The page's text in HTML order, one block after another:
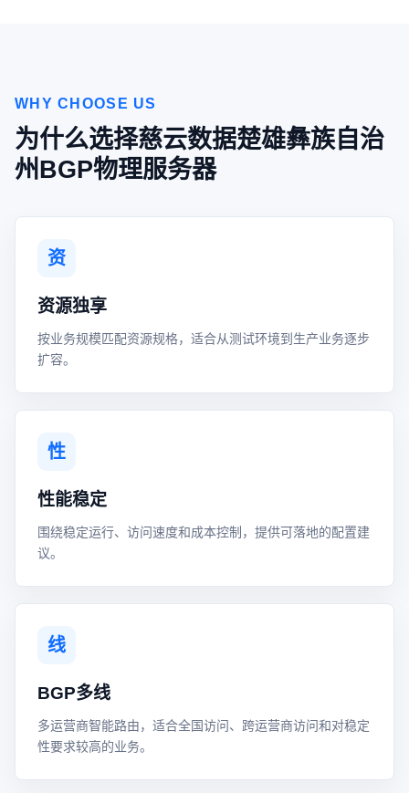
WHY CHOOSE US
为什么选择慈云数据楚雄彝族自治
州BGP物理服务器
资
资源独享
按业务规模匹配资源规格，适合从测试环境到生产业务逐步
扩容。
性
性能稳定
围绕稳定运行、访问速度和成本控制，提供可落地的配置建
议。
线
BGP多线
多运营商智能路由，适合全国访问、跨运营商访问和对稳定
性要求较高的业务。